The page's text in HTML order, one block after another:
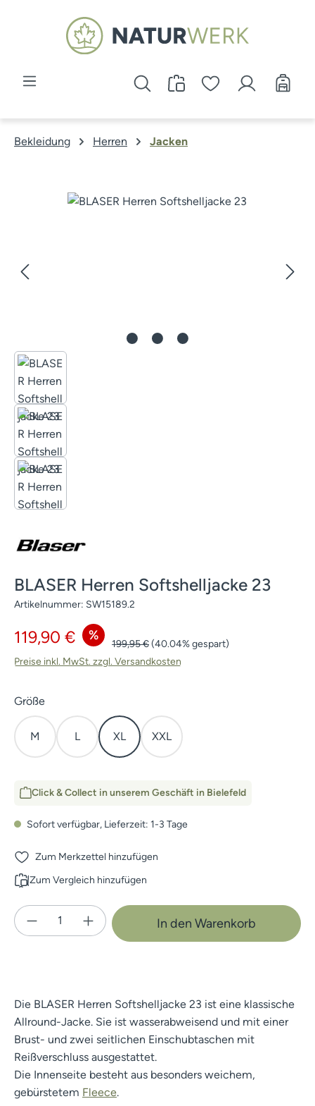
Zum Hauptinhalt springen
Bekleidung Herren Jacken
Bildergalerie überspringen
BLASER Herren Softshelljacke 23
Artikelnummer: SW15189.2
Verkaufspreis:
119,90 € %
Regulärer Preis:
199,95 €(40.04% gespart)
Preise inkl. MwSt. zzgl. Versandkosten
Größeauswählen
M L XL XXL
Click & Collect in unserem Geschäft in Bielefeld
Sofort verfügbar, Lieferzeit: 1-3 Tage
Zum Merkzettel hinzufügen
Zum Vergleich hinzufügen
Produkt Anzahl: Gib den gewünschten
In den Warenkorb
Die BLASER Herren Softshelljacke 23 ist eine klassische
Allround-Jacke. Sie ist wasserabweisend und mit einer
Brust- und zwei seitlichen Einschubtaschen mit
Reißverschluss ausgestattet.
Die Innenseite besteht aus besonders weichem,
gebürstetem Fleece.